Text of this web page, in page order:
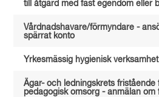
till åtgärd med fast egendom eller
Vårdnadshavare/förmyndare -
spärrat konto
Yrkesmässig hygienisk
Ägar- och ledningskrets fristående
pedagogisk omsorg - anmälan om